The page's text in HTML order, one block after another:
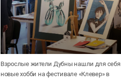
Взрослые жители Дубны нашли для себя
новые хобби на фестивале «Клевер» в